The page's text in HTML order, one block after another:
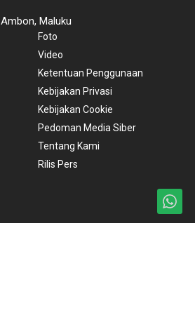
Maluku
Foto
Video
Ketentuan Penggunaan
Kebijakan Privasi
Kebijakan Cookie
Pedoman Media Siber
Tentang Kami
Rilis Pers